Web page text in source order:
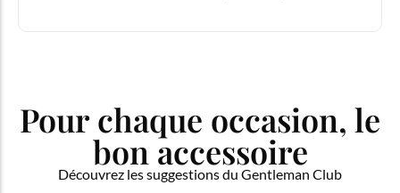
Pour chaque occasion, le
bon accessoire
Découvrez les suggestions du Gentleman Club